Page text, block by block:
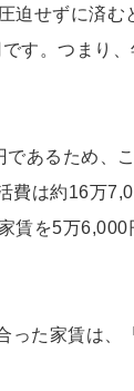
迫せずに済む
す。つまり
あるため、
費は約16万
賃を5万
った家賃は、